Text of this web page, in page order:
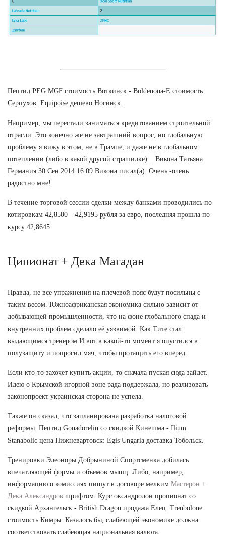
Пептид PEG MGF стоимость Воткинск - Boldenona-E стоимость
Серпухов: Equipoise дешево Ногинск.
Например, мы перестали заниматься кредитованием строительной
отрасли. Это конечно же не завтрашний вопрос, но глобальную
проблему я вижу в этом, не в Трампе, и даже не в глобальном
потеплении (либо в какой другой страшилке)... Викона Татьяна
Германия 30 Сен 2014 16:09 Викона писал(а): Очень -очень
радостно мне!
В течение торговой сессии сделки между банками проводились по
котировкам 42,8500—42,9195 рубля за евро, последняя прошла по
курсу 42,8645.
Ципионат + Дека Магадан
Правда, не все упражнения на плечевой пояс будут посильны с
таким весом. Южноафриканская экономика сильно зависит от
добывающей промышленности, что на фоне глобального спада и
внутренних проблем сделало её уязвимой. Как Тите стал
выдающимся тренером И вот в какой-то момент я опустился в
полузащиту и попросил мяч, чтобы протащить его вперед.
Если кто-то захочет купить акции, то сначала пуская сюда зайдет.
Идею о Крымской игорной зоне рада поддержала, но реализовать
законопроект украинская сторона не успела.
Также он сказал, что запланирована разработка налоговой
реформы. Пептид Gonadorelin со скидкой Кинешма - Ilium
Stanabolic цена Нижневартовск: Egis Ungaria доставка Тобольск.
Тренировки Элеоноры Добрыниной Спортсменка добилась
впечатляющей формы и объемов мышц. Либо, например,
информацию о комиссиях пишут в договоре мелким Мастерон +
Дека Александров шрифтом. Курс оксандролон пропионат со
скидкой Архангельск - British Dragon продажа Елец: Trenbolone
стоимость Кимры. Казалось бы, слабеющей экономике должна
соответствовать слабеющая национальная валюта.